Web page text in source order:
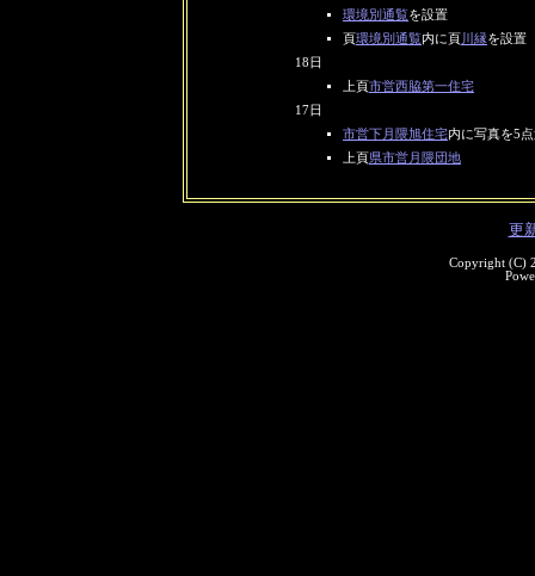
環境別通覧を設置
頁環境別通覧内に頁 川縁を設置
18日
上頁市営西脇第一住宅
17日
市営下月隈旭住宅内に写真を5
上頁県市営月隈団地
更
Copyright (C)